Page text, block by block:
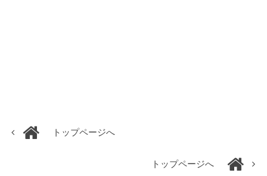
トップページへ
トップページへ